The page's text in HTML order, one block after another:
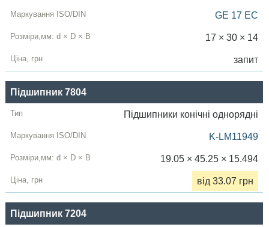
GE 17 EC
17 × 30 × 14
запит
Підшипник 7804
Підшипники конічні однорядні
K-LM11949
19.05 × 45.25 × 15.494
від 33.07 грн
Підшипник 7204